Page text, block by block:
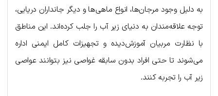
به دلیل وجود مرجان‌ها، انواع ماهی‌ها و دیگر جانداران دریایی،
توجه علاقه‌مندان به دنیای زیر آب را جلب کرده‌اند. این مناطق
با نظارت مربیان آموزش‌دیده و تجهیزات کامل ایمنی اداره
می‌شوند تا حتی افراد بدون سابقه غواصی نیز بتوانند عواصی
زیر آب را تجربه کنند.